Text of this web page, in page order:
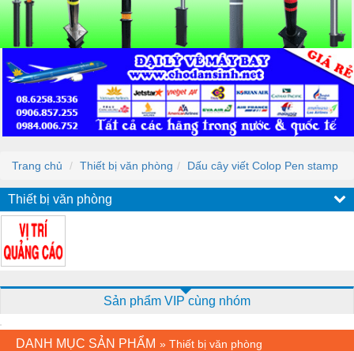
Trang chủ Thiết bị văn phòng Dấu cây viết Colop Pen stamp
Thiết bị văn phòng
Sản phẩm VIP cùng nhóm
DANH MỤC SẢN PHẨM » Thiết bị văn phòng